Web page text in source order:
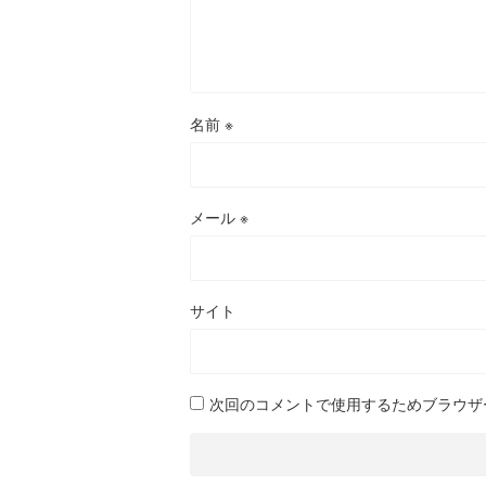
名前 ※
メール ※
サイト
次回のコメントで使用するためブラウ